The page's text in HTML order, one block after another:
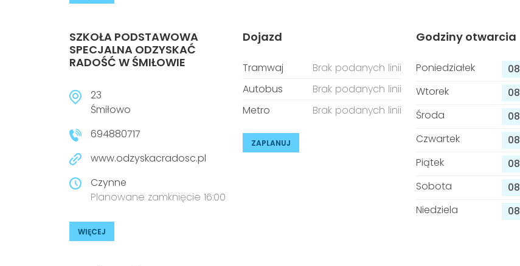
SZKOŁA PODSTAWOWA
SPECJALNA ODZYSKAĆ
RADOŚĆ W ŚMIŁOWIE
23
Śmiłowo
694880717
www.odzyskacradosc.pl
Czynne
Planowane zamknięcie 16:00
WIĘCEJ
Dojazd
Tramwaj
Brak podanych linii
Autobus
Brak podanych linii
Metro
Brak podanych linii
ZAPLANUJ
Godziny otwarcia
Poniedziałek
Wtorek
Środa
Czwartek
Piątek
Sobota
Niedziela